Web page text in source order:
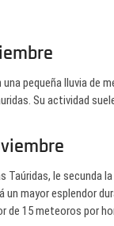
una pequeña lluvia de
Su actividad
Taúridas, le secunda
un mayor esplendor
de 15 meteoros por